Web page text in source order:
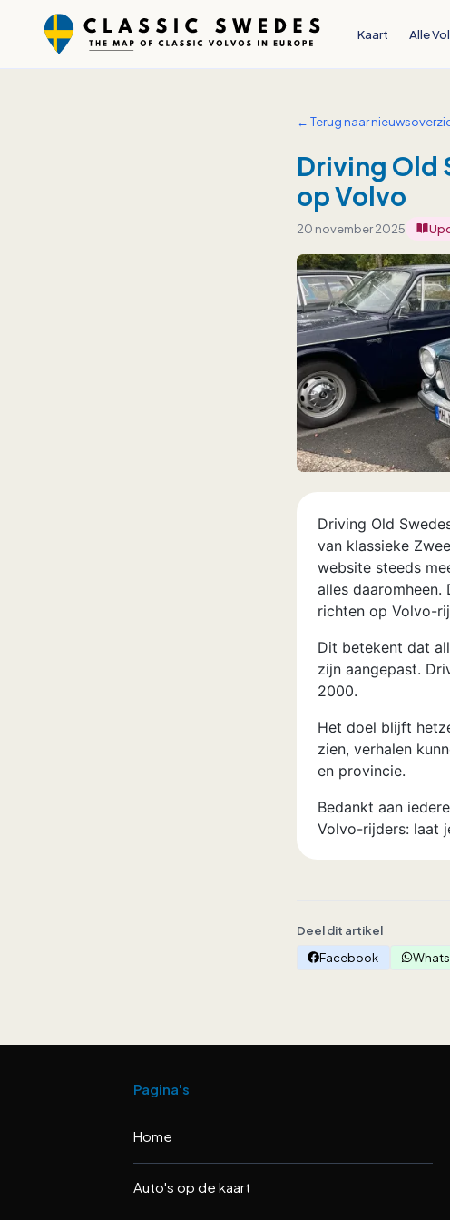
Kaart Alle
← Terug naar
Driving Old
op Volvo
20 november 2025
Driving Old
van klassieke
website steeds
alles
richten op Volvo-
Dit betekent dat
zijn aangepast.
2000.
Het doel blijft
zien, verhalen
en provincie.
Bedankt aan
Volvo-rijders: laat
Deel dit artikel
Facebook
Pagina's
Home
Auto's op de kaart